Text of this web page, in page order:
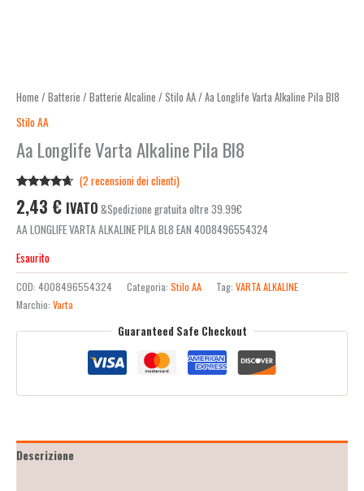
Home / Batterie / Batterie Alcaline / Stilo AA/ Aa Longlife Varta Alkaline Pila Bl8
Stilo AA
Aa Longlife Varta Alkaline Pila Bl8
4.50 su 5
su base
di
(2 recensioni dei clienti)
2,43 € IVATO &Spedizione gratuita oltre 39.99€
AA LONGLIFE VARTA ALKALINE PILA BL8 EAN 4008496554324
Esaurito
COD: 4008496554324 Categoria: Stilo AA Tag: VARTA ALKALINE
Marchio: Varta
Guaranteed Safe Checkout
Descrizione